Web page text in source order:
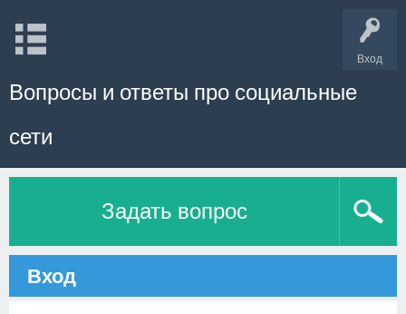
Вход
Вопросы и ответы про социальные
сети
Задать вопрос
Вход